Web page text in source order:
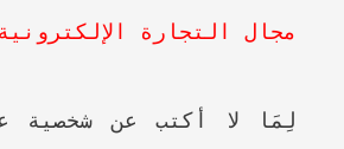
مجال التجارة
لِمَا لا أكتب عن شخصية